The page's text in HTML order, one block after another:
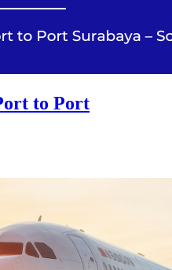
to Port